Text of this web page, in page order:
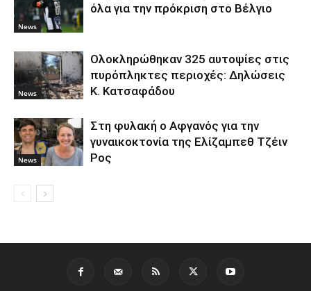
News
όλα για την πρόκριση στο Βέλγιο
News
Ολοκληρώθηκαν 325 αυτοψίες στις
πυρόπληκτες περιοχές: Δηλώσεις
Κ. Κατσαφάδου
News
Στη φυλακή ο Aφγανός για την
γυναικοκτονία της Ελίζαμπεθ Τζέιν
Ρος